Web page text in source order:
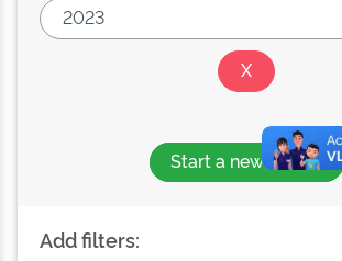
Start a new search
Add filters: